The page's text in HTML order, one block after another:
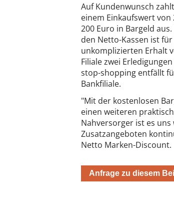
Auf Kundenwunsch
einem Einkaufswert von
200 Euro in Bargeld
den Netto-Kassen ist
unkomplizierten Erhalt
Filiale zwei
stop-shopping entfällt
Bankfiliale.
"Mit der kostenlosen
einen weiteren
Nahversorger ist es
Zusatzangeboten
Netto Marken-Discount.
Anfrage zu diesem